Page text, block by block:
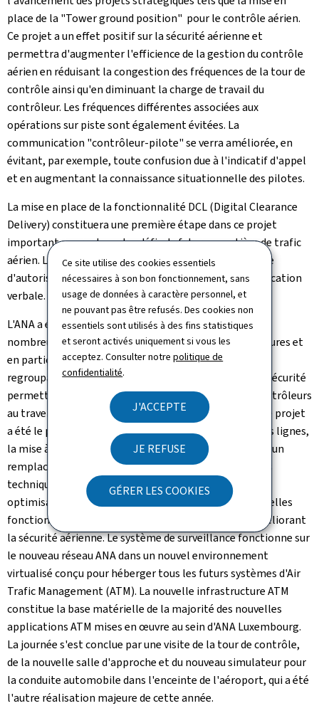
Ce site utilise des cookies essentiels
nécessaires à son bon fonctionnement, sans
usage de données à caractère personnel, et
ne pouvant pas être refusés. Des cookies non
essentiels sont utilisés à des fins statistiques
et seront activés uniquement si vous les
acceptez. Consulter notrepolitique de
confidentialité.
J'ACCEPTE
JE REFUSE
GÉRER LES COOKIES
place de la "Tower ground position" pour le contrôle aérien.
Ce projet a un effet positif sur la sécurité aérienne et
permettra d'augmenter l'efficience de la gestion du contrôle
aérien en réduisant la congestion des fréquences de la tour de
contrôle ainsi qu'en diminuant la charge de travail du
contrôleur. Les fréquences différentes associées aux
opérations sur piste sont également évitées. La
communication "contrôleur-pilote" se verra améliorée, en
évitant, par exemple, toute confusion due à l'indicatif d'appel
et en augmentant la connaissance situationnelle des pilotes.
La mise en place de la fonctionnalité DCL (Digital Clearance
Delivery) constituera une première étape dans ce projet
important pour relever les défis du futur en matière de trafic
aérien. La DCL permettra l'automatisation du message
d'autorisation de départ sans passer par une communication
verbale.
L'ANA a également fait un point d'avancement sur les
nombreux projets de modernisation de ses infrastructures et
en particulier sur la nouvelle chaine de surveillance,
regroupant tous les équipements de détections et de sécurité
permettant la visualisation du trafic aérien par les contrôleurs
au travers d'une toute nouvelle interface graphique. Ce projet
a été le point d'orgue de l'année 2019. Dans les grandes lignes,
la mise à jour de la chaîne de surveillance a consisté en un
remplacement des équipements et des infrastructures
techniques et de communication en fin de vie, en une
optimisation et une mise à jour du logiciel par de nouvelles
fonctionnalités augmentant les performances et améliorant
la sécurité aérienne. Le système de surveillance fonctionne sur
le nouveau réseau ANA dans un nouvel environnement
virtualisé conçu pour héberger tous les futurs systèmes d'Air
Trafic Management (ATM). La nouvelle infrastructure ATM
constitue la base matérielle de la majorité des nouvelles
applications ATM mises en œuvre au sein d'ANA Luxembourg.
La journée s'est conclue par une visite de la tour de contrôle,
de la nouvelle salle d'approche et du nouveau simulateur pour
la conduite automobile dans l'enceinte de l'aéroport, qui a été
l'autre réalisation majeure de cette année.